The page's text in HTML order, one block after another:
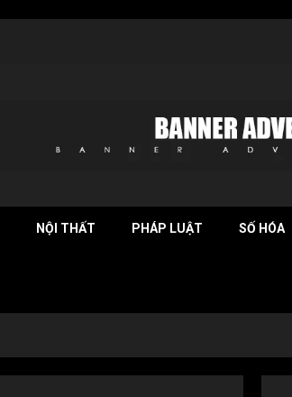
NỘI THẤT PHÁP LUẬT SỐ HÓA